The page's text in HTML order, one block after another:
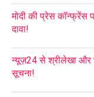
मोदी की प्रेस कॉन्फ्रेंस
दावा!
न्यूज़24 से श्रीलेखा और
सूचना!